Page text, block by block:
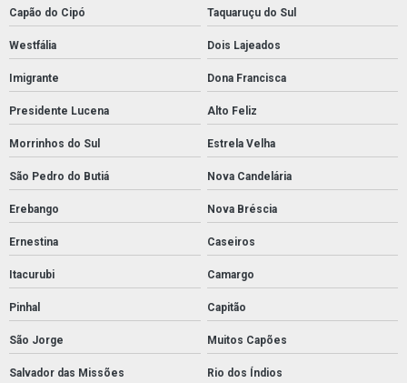
Capão do Cipó Taquaruçu do Sul
Westfália Dois Lajeados
Imigrante Dona Francisca
Presidente Lucena Alto Feliz
Morrinhos do Sul Estrela Velha
São Pedro do Butiá Nova Candelária
Erebango Nova Bréscia
Ernestina Caseiros
Itacurubi Camargo
Pinhal Capitão
São Jorge Muitos Capões
Salvador das Missões Rio dos Índios